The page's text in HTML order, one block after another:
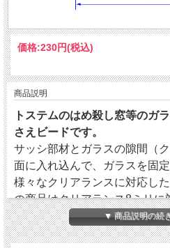
価格:230円(税込)
商品説明
トステムのはめ殺し窓等のガ
さえビードです。
サッシ部材とガラスの隙間（
面に入れ込んで、ガラスを固定
様々なクリアランスに対応し
の商品はクリアランス8ミリに
カラーはグレー、ブラック、
す。
▼ 商品説明の続